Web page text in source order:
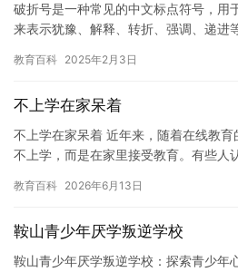
破折号是一种常见的中文标点符号，用
来表示犹豫、解释、转折、强调、递进
教育百科 2025年2月3日
不上学在家呆着
不上学在家呆着 近年来，随着在线教
不上学，而是在家里接受教育。有些人
呆…
教育百科 2026年6月13日
鞍山青少年厌学叛逆学校
鞍山青少年厌学叛逆学校：探索青少年